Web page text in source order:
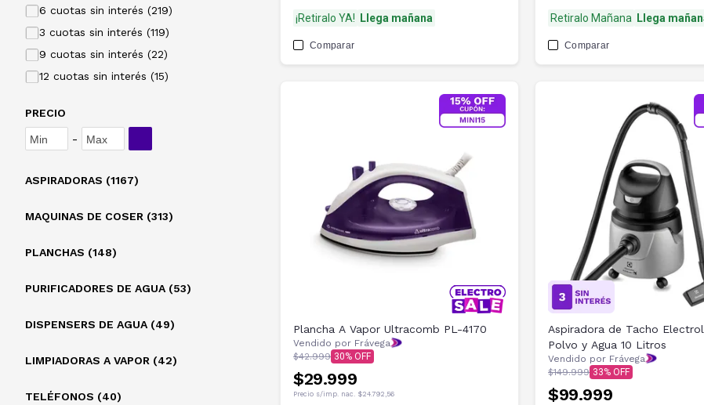
6 cuotas sin interés (219)
3 cuotas sin interés (119)
9 cuotas sin interés (22)
12 cuotas sin interés (15)
PRECIO
-
ASPIRADORAS (1167)
MAQUINAS DE COSER (313)
PLANCHAS (148)
PURIFICADORES DE AGUA (53)
DISPENSERS DE AGUA (49)
LIMPIADORAS A VAPOR (42)
TELÉFONOS (40)
¡Retiralo YA! Llega mañana
Comparar
Retiralo Mañana Llega
Comparar
Plancha A Vapor Ultracomb PL-4170
Vendido por Frávega
$42.999 30
$29.999
Precio s/imp. nac. $24.792,56
Aspiradora de Tacho
Polvo y Agua 10 Litros
Vendido por Frávega
$149.999 33
$99.999